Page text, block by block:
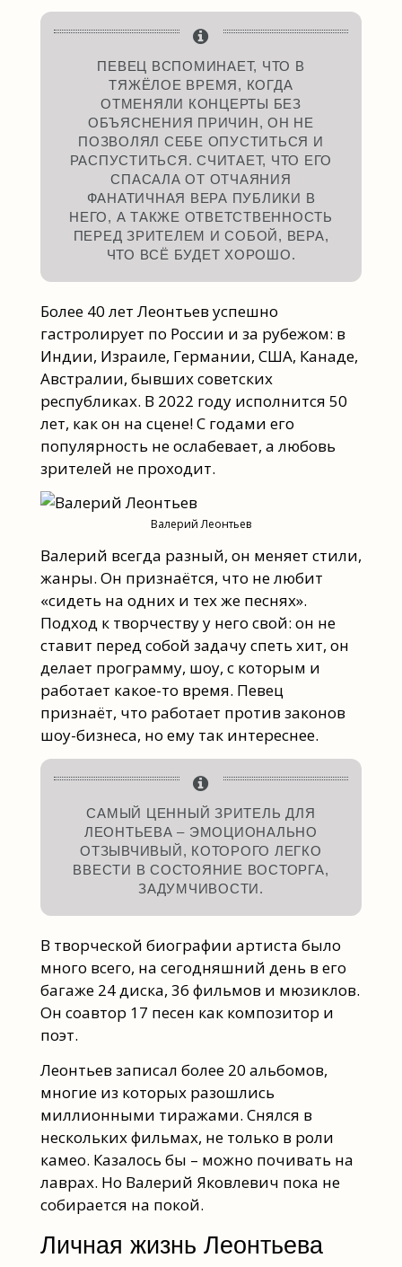
ПЕВЕЦ ВСПОМИНАЕТ, ЧТО В
ТЯЖЁЛОЕ ВРЕМЯ, КОГДА
ОТМЕНЯЛИ КОНЦЕРТЫ БЕЗ
ОБЪЯСНЕНИЯ ПРИЧИН, ОН НЕ
ПОЗВОЛЯЛ СЕБЕ ОПУСТИТЬСЯ И
РАСПУСТИТЬСЯ. СЧИТАЕТ, ЧТО ЕГО
СПАСАЛА ОТ ОТЧАЯНИЯ
ФАНАТИЧНАЯ ВЕРА ПУБЛИКИ В
НЕГО, А ТАКЖЕ ОТВЕТСТВЕННОСТЬ
ПЕРЕД ЗРИТЕЛЕМ И СОБОЙ, ВЕРА,
ЧТО ВСЁ БУДЕТ ХОРОШО.
Более 40 лет Леонтьев успешно
гастролирует по России и за рубежом: в
Индии, Израиле, Германии, США, Канаде,
Австралии, бывших советских
республиках. В 2022 году исполнится 50
лет, как он на сцене! С годами его
популярность не ослабевает, а любовь
зрителей не проходит.
Валерий Леонтьев
Валерий всегда разный, он меняет стили,
жанры. Он признаётся, что не любит
«сидеть на одних и тех же песнях».
Подход к творчеству у него свой: он не
ставит перед собой задачу спеть хит, он
делает программу, шоу, с которым и
работает какое-то время. Певец
признаёт, что работает против законов
шоу-бизнеса, но ему так интереснее.
САМЫЙ ЦЕННЫЙ ЗРИТЕЛЬ ДЛЯ
ЛЕОНТЬЕВА – ЭМОЦИОНАЛЬНО
ОТЗЫВЧИВЫЙ, КОТОРОГО ЛЕГКО
ВВЕСТИ В СОСТОЯНИЕ ВОСТОРГА,
ЗАДУМЧИВОСТИ.
В творческой биографии артиста было
много всего, на сегодняшний день в его
багаже 24 диска, 36 фильмов и мюзиклов.
Он соавтор 17 песен как композитор и
поэт.
Леонтьев записал более 20 альбомов,
многие из которых разошлись
миллионными тиражами. Снялся в
нескольких фильмах, не только в роли
камео. Казалось бы – можно почивать на
лаврах. Но Валерий Яковлевич пока не
собирается на покой.
Личная жизнь Леонтьева